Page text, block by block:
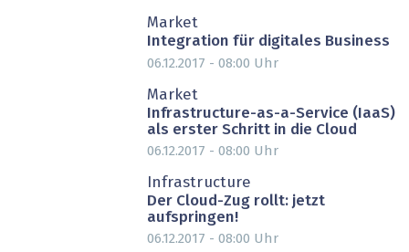
Market
Integration für digitales Business
06.12.2017 - 08:00 Uhr
Market
Infrastructure-as-a-Service (IaaS)
als erster Schritt in die Cloud
06.12.2017 - 08:00 Uhr
Infrastructure
Der Cloud-Zug rollt: jetzt
aufspringen!
06.12.2017 - 08:00 Uhr